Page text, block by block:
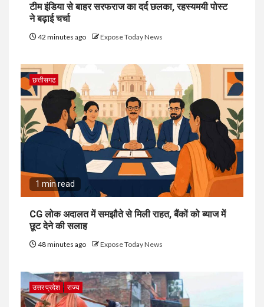
टीम इंडिया से बाहर सरफराज का दर्द छलका, रहस्यमयी पोस्ट
ने बढ़ाई चर्चा
42 minutes ago Expose Today News
छत्तीसगढ
1 min read
CG लोक अदालत में समझौते से मिली राहत, बैंकों को ब्याज में
छूट देने की सलाह
48 minutes ago Expose Today News
उत्तर प्रदेश राज्य